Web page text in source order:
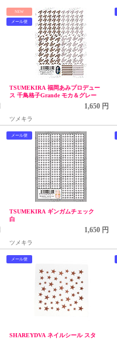
NEW
メール便
TSUMEKIRA 福岡あみプロデュー
ス 千鳥格子Grande モカ＆グレー
1,650 円
ツメキラ
メール便
TSUMEKIRA ギンガムチェック
白
1,650 円
ツメキラ
メール便
SHAREYDVA ネイルシール スタ